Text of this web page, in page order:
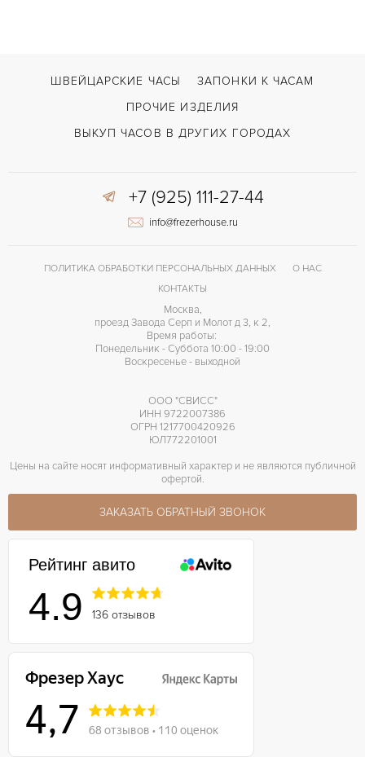
ШВЕЙЦАРСКИЕ ЧАСЫ
ЗАПОНКИ К ЧАСАМ
ПРОЧИЕ ИЗДЕЛИЯ
ВЫКУП ЧАСОВ В ДРУГИХ ГОРОДАХ
+7 (925) 111-27-44
info@frezerhouse.ru
ПОЛИТИКА ОБРАБОТКИ ПЕРСОНАЛЬНЫХ ДАННЫХ
О НАС
КОНТАКТЫ
Москва,
проезд Завода Серп и Молот д 3, к 2,
Время работы:
Понедельник - Суббота 10:00 - 19:00
Воскресенье - выходной
ООО "СВИСС"
ИНН 9722007386
ОГРН 1217700420926
ЮЛ772201001
Цены на сайте носят информативный характер и не являются публичной
офертой.
ЗАКАЗАТЬ ОБРАТНЫЙ ЗВОНОК
Рейтинг авито
4.9 136 отзывов